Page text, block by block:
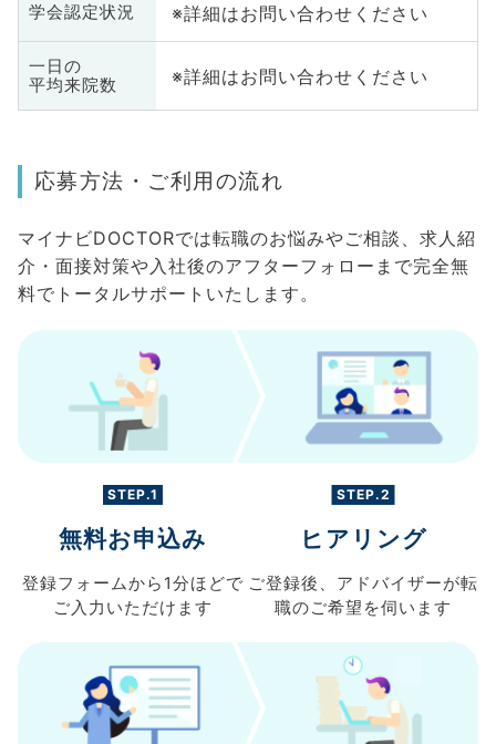
学会認定状況 ※詳細はお問い合わせください
一日の
平均来院数
※詳細はお問い合わせください
応募方法・ご利用の流れ
マイナビDOCTORでは転職のお悩みやご相談、求人紹
介・面接対策や入社後のアフターフォローまで完全無
料でトータルサポートいたします。
STEP.1
無料お申込み
登録フォームから 1分ほどで
ご入力 いただけます
STEP.2
ヒアリング
ご登録後、 アドバイザーが転
職のご希望を伺います